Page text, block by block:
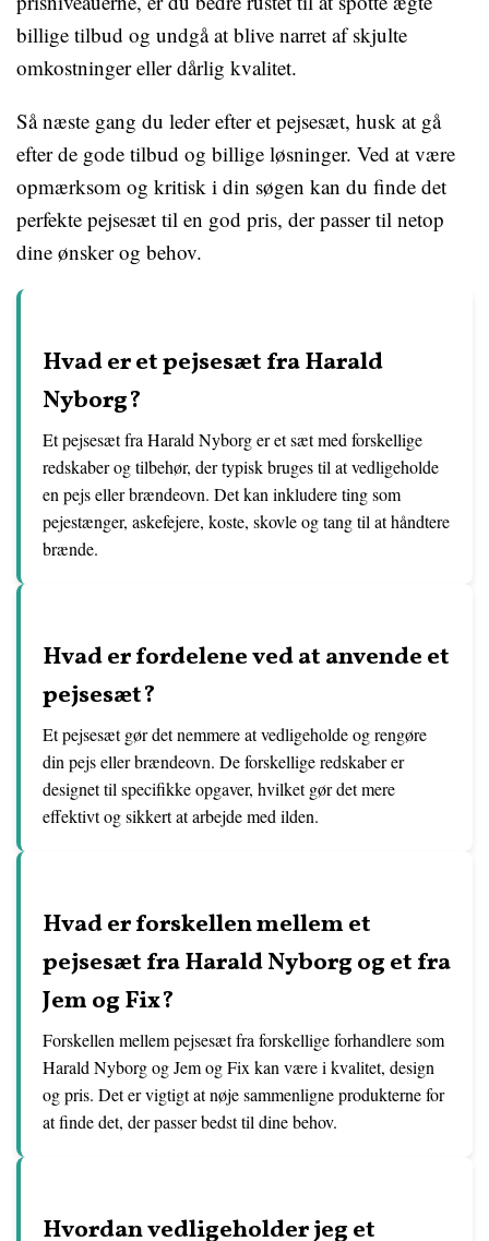
billige tilbud og undgå at blive narret af skjulte
omkostninger eller dårlig kvalitet.
Så næste gang du leder efter et pejsesæt, husk at gå
efter de gode tilbud og billige løsninger. Ved at være
opmærksom og kritisk i din søgen kan du finde det
perfekte pejsesæt til en god pris, der passer til netop
dine ønsker og behov.
Hvad er et pejsesæt fra Harald
Nyborg?
Et pejsesæt fra Harald Nyborg er et sæt med forskellige
redskaber og tilbehør, der typisk bruges til at vedligeholde
en pejs eller brændeovn. Det kan inkludere ting som
pejestænger, askefejere, koste, skovle og tang til at håndtere
brænde.
Hvad er fordelene ved at anvende et
pejsesæt?
Et pejsesæt gør det nemmere at vedligeholde og rengøre
din pejs eller brændeovn. De forskellige redskaber er
designet til specifikke opgaver, hvilket gør det mere
effektivt og sikkert at arbejde med ilden.
Hvad er forskellen mellem et
pejsesæt fra Harald Nyborg og et fra
Jem og Fix?
Forskellen mellem pejsesæt fra forskellige forhandlere som
Harald Nyborg og Jem og Fix kan være i kvalitet, design
og pris. Det er vigtigt at nøje sammenligne produkterne for
at finde det, der passer bedst til dine behov.
Hvordan vedligeholder jeg et